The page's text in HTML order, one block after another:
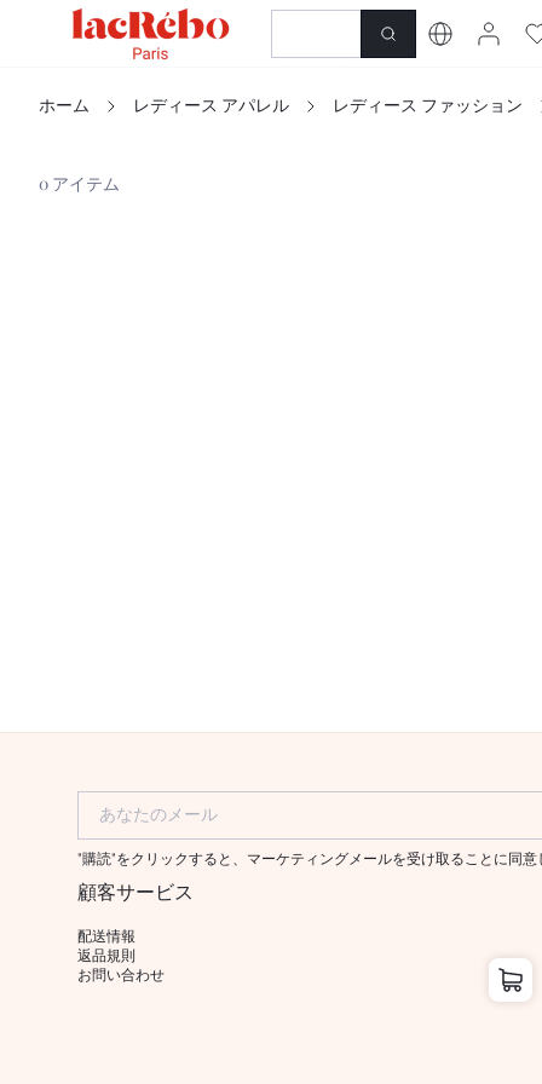
店
ホーム レディース アパレル レディース ファッション
0 アイテム
あなたのメール
"購読"をクリックすると、マーケティングメールを受け取ることに同
顧客サービス
配送情報
返品規則
お問い合わせ